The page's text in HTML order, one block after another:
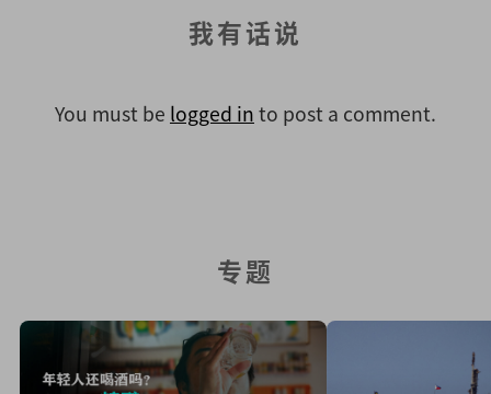
我有话说
You must be logged in to post a comment.
专题